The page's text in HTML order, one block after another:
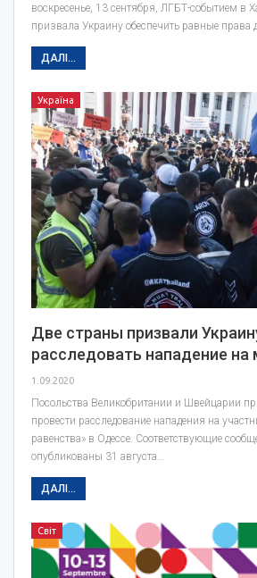
воскресенье, 13 сентября, ЛГБТ-событием в
призвала Украину обеспечить равные права
ДАЛІ...
Україна
Две страны призвали
расследовать нападение
1.09.2020
Посольства Великобритании и Швейцарии
провести расследование нападения на
равенства» в Одессе. Соответствующие
опубликованы 31 августа…
ДАЛІ...
Світ